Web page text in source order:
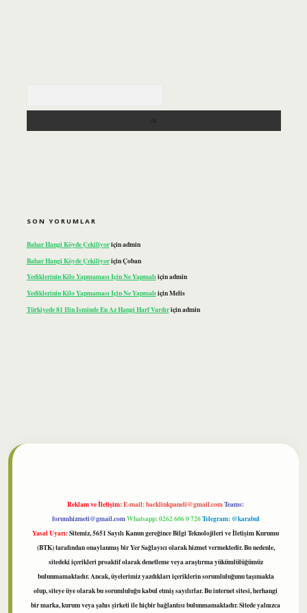
SON YORUMLAR
Bahar Hangi Köyde Çekiliyoriçinadmin
Bahar Hangi Köyde ÇekiliyoriçinÇoban
Yediklerinin Kilo Yapmaması Için Ne Yapmalıiçinadmin
Yediklerinin Kilo Yapmaması Için Ne YapmalıiçinMelis
Türkiyede 81 Ilin Isminde En Az Hangi Harf Vardıriçinadmin
Reklam ve İletişim:E-mail:backlinkpaneli@gmail.comTeams:
forumhizmeti@gmail.comWhatsapp: 0262 606 0 726Telegram: @karabul
Yasal Uyarı:Sitemiz, 5651 Sayılı Kanun gereğince Bilgi Teknolojileri ve İletişim Kurumu
(BTK) tarafından onaylanmış bir Yer Sağlayıcı olarak hizmet vermektedir. Bu nedenle,
sitedeki içerikleri proaktif olarak denetleme veya araştırma yükümlülüğümüz
bulunmamaktadır. Ancak, üyelerimiz yazdıkları içeriklerin sorumluluğunu taşımakta
olup, siteye üye olarak bu sorumluluğu kabul etmiş sayılırlar. Bu internet sitesi, herhangi
bir marka, kurum veya şahıs şirketi ile hiçbir bağlantısı bulunmamaktadır. Sitede yalnızca